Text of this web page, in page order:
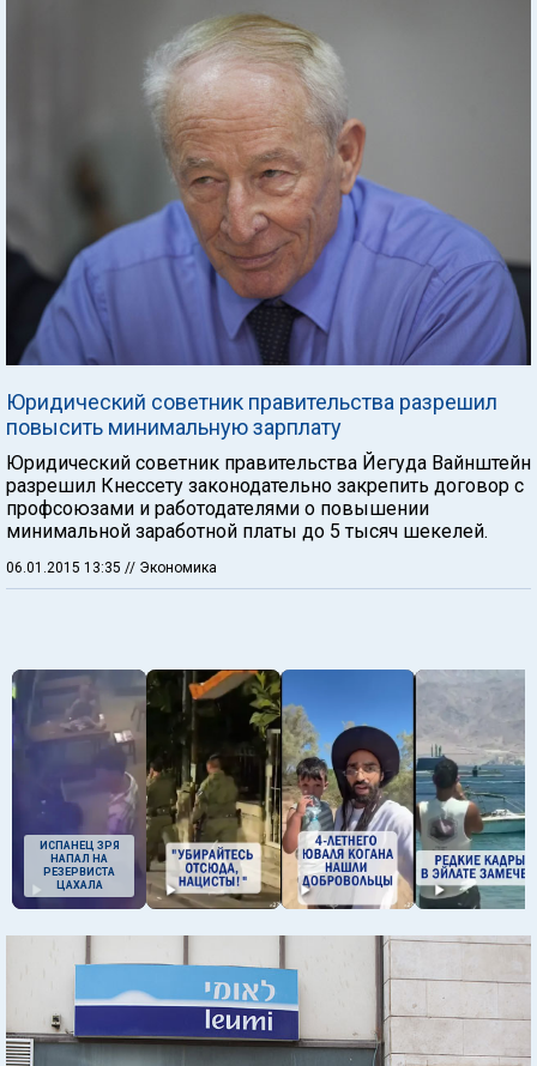
Юридический советник правительства разрешил
повысить минимальную зарплату
Юридический советник правительства Йегуда Вайнштейн
разрешил Кнессету законодательно закрепить договор с
профсоюзами и работодателями о повышении
минимальной заработной платы до 5 тысяч шекелей.
06.01.2015 13:35 // Экономика
ИСПАНЕЦ ЗРЯ
НАПАЛ НА
РЕЗЕРВИСТА
ЦАХАЛА